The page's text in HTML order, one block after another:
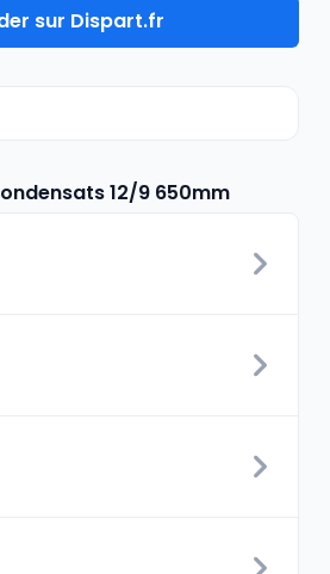
sur Dispart.fr
12/9 650mm